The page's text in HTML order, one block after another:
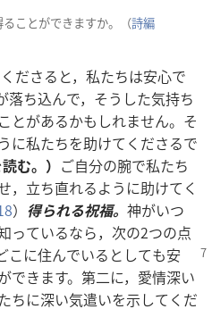
ることができますか。（詩編
ださると， 私たちは安心で
落ち込んで，そうした気持ち
とがあるかもしれません。そ
に私たちを助けてくださるで
読む。） ご自分の腕で私たち
， 立ち直れるように助けてく
） 得られる祝福。 神がいつ
っているなら， 次の2つの点
こに住んでいるとしても安
できます。 第二に， 愛情深い
ちに深い気遣いを示してくだ